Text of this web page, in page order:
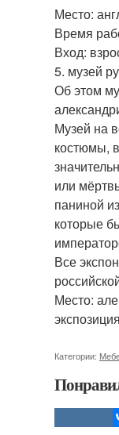
Место:
Время
Вход:
5. музей
Об этом
Музей на
костюмы,
или
паниной
которые
Все
Место:
Категории: